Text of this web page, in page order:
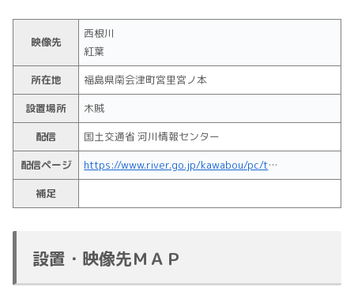
映像先
西根川
紅葉
所在地
福島県南会津町宮里宮ノ本
設置場所
木賊
配信
国土交通省 河川情報センター
配信ページ
https://www.river.go.jp/kawabou/pc/tm?zm=12&itmkndCd=200&scamId=101793011
補足
設置・映像先ＭＡＰ